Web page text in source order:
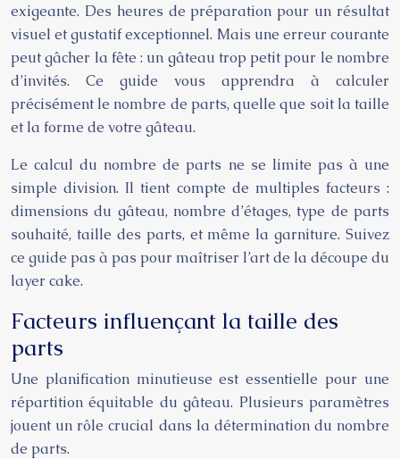
exigeante. Des heures de préparation pour un résultat
visuel et gustatif exceptionnel. Mais une erreur courante
peut gâcher la fête : un gâteau trop petit pour le nombre
d’invités. Ce guide vous apprendra à calculer
précisément le nombre de parts, quelle que soit la taille
et la forme de votre gâteau.
Le calcul du nombre de parts ne se limite pas à une
simple division. Il tient compte de multiples facteurs :
dimensions du gâteau, nombre d’étages, type de parts
souhaité, taille des parts, et même la garniture. Suivez
ce guide pas à pas pour maîtriser l’art de la découpe du
layer cake.
Facteurs influençant la taille des
parts
Une planification minutieuse est essentielle pour une
répartition équitable du gâteau. Plusieurs paramètres
jouent un rôle crucial dans la détermination du nombre
de parts.